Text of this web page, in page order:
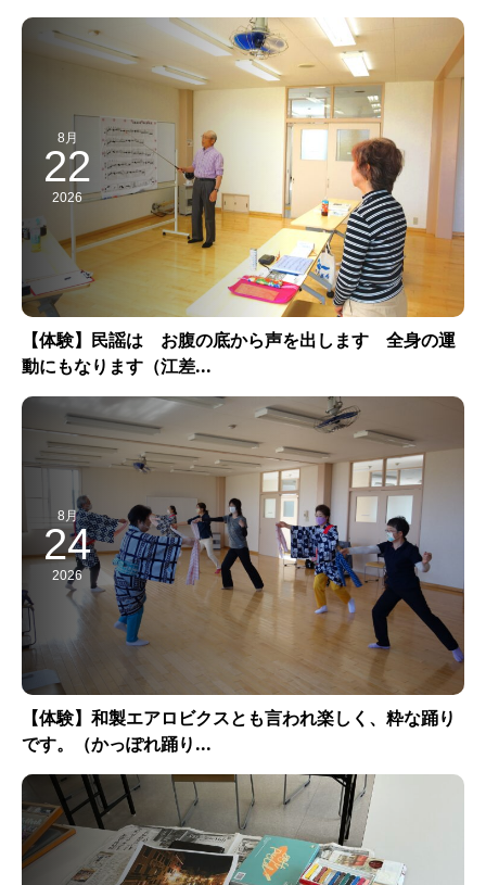
8月
22
2026
【体験】民謡は お腹の底から声を出します 全身の運
動にもなります（江差...
8月
24
2026
【体験】和製エアロビクスとも言われ楽しく、粋な踊り
です。（かっぽれ踊り...